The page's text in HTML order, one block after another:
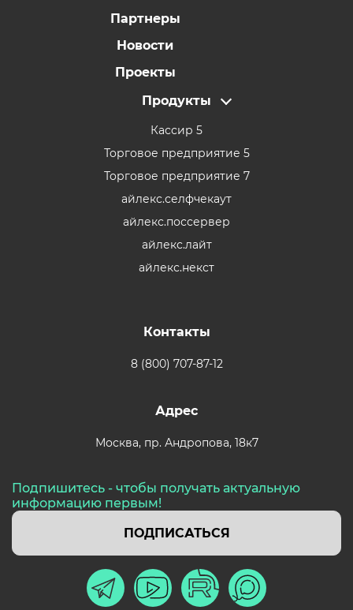
Партнеры
Новости
Проекты
Продукты
Кассир 5
Торговое предприятие 5
Торговое предприятие 7
айлекс.селфчекаут
айлекс.поссервер
айлекс.лайт
айлекс.некст
Контакты
8 (800) 707-87-12
Адрес
Москва,пр. Андропова, 18к7
Подпишитесь - чтобы получать актуальную
информацию первым!
ПОДПИСАТЬСЯ